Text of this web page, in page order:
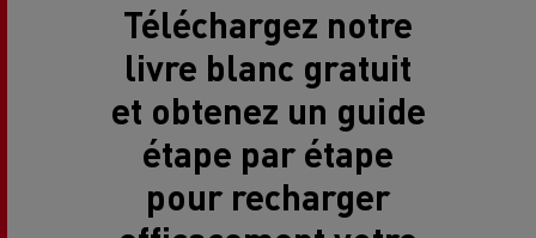
Téléchargez notre
livre blanc gratuit
et obtenez un guide
étape par étape
pour recharger